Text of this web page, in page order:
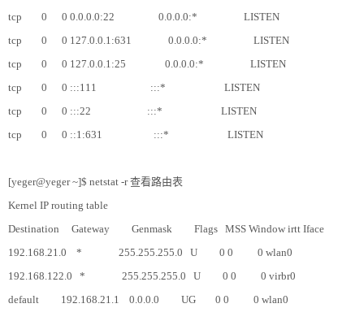
tcp 0 0 0.0.0.0:22 0.0.0.0:* LISTEN
tcp 0 0 127.0.0.1:631 0.0.0.0:* LISTEN
tcp 0 0 127.0.0.1:25 0.0.0.0:* LISTEN
tcp 0 0 :::111 :::* LISTEN
tcp 0 0 :::22 :::* LISTEN
tcp 0 0 ::1:631 :::* LISTEN
[yeger@yeger ~]$ netstat -r 查看路由表
Kernel IP routing table
Destination Gateway Genmask Flags MSS Window irtt Iface
192.168.21.0 * 255.255.255.0 U 0 0 0 wlan0
192.168.122.0 * 255.255.255.0 U 0 0 0 virbr0
default 192.168.21.1 0.0.0.0 UG 0 0 0 wlan0